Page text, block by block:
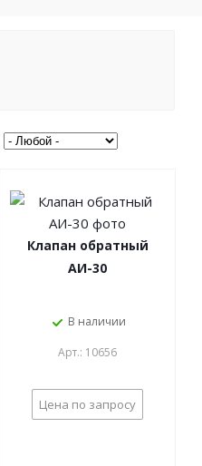
Клапан обратный
АИ-30
В наличии
Арт.: 10656
Цена по запросу